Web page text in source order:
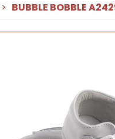
> BUBBLE BOBBLE